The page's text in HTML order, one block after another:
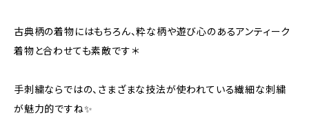
古典柄の着物にはもちろん、粋な柄や遊び心のあるアンティーク
着物と合わせても素敵です＊
手刺繍ならではの、さまざまな技法が使われている繊細な刺繍
が魅力的ですね✨️